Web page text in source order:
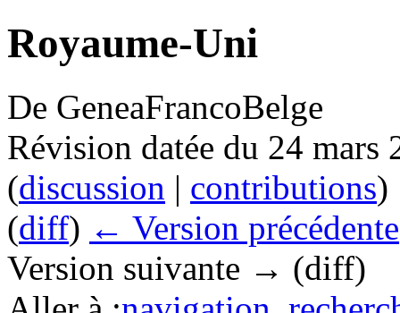
Royaume-Uni
De GeneaFrancoBelge
Révision datée du 24 mars
(discussion | contributions)
(diff) ← Version précédente
Version suivante → (diff)